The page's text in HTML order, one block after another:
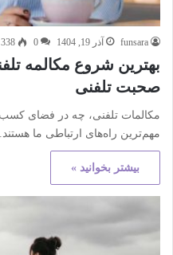
funsara آذر 19, 1404 0
338
صحبت تلفنی
مکالمات تلفنی، چه در فضای
مهم‌ترین راه‌های ارتباطی ما هستند.
بیشتر بخوانید »